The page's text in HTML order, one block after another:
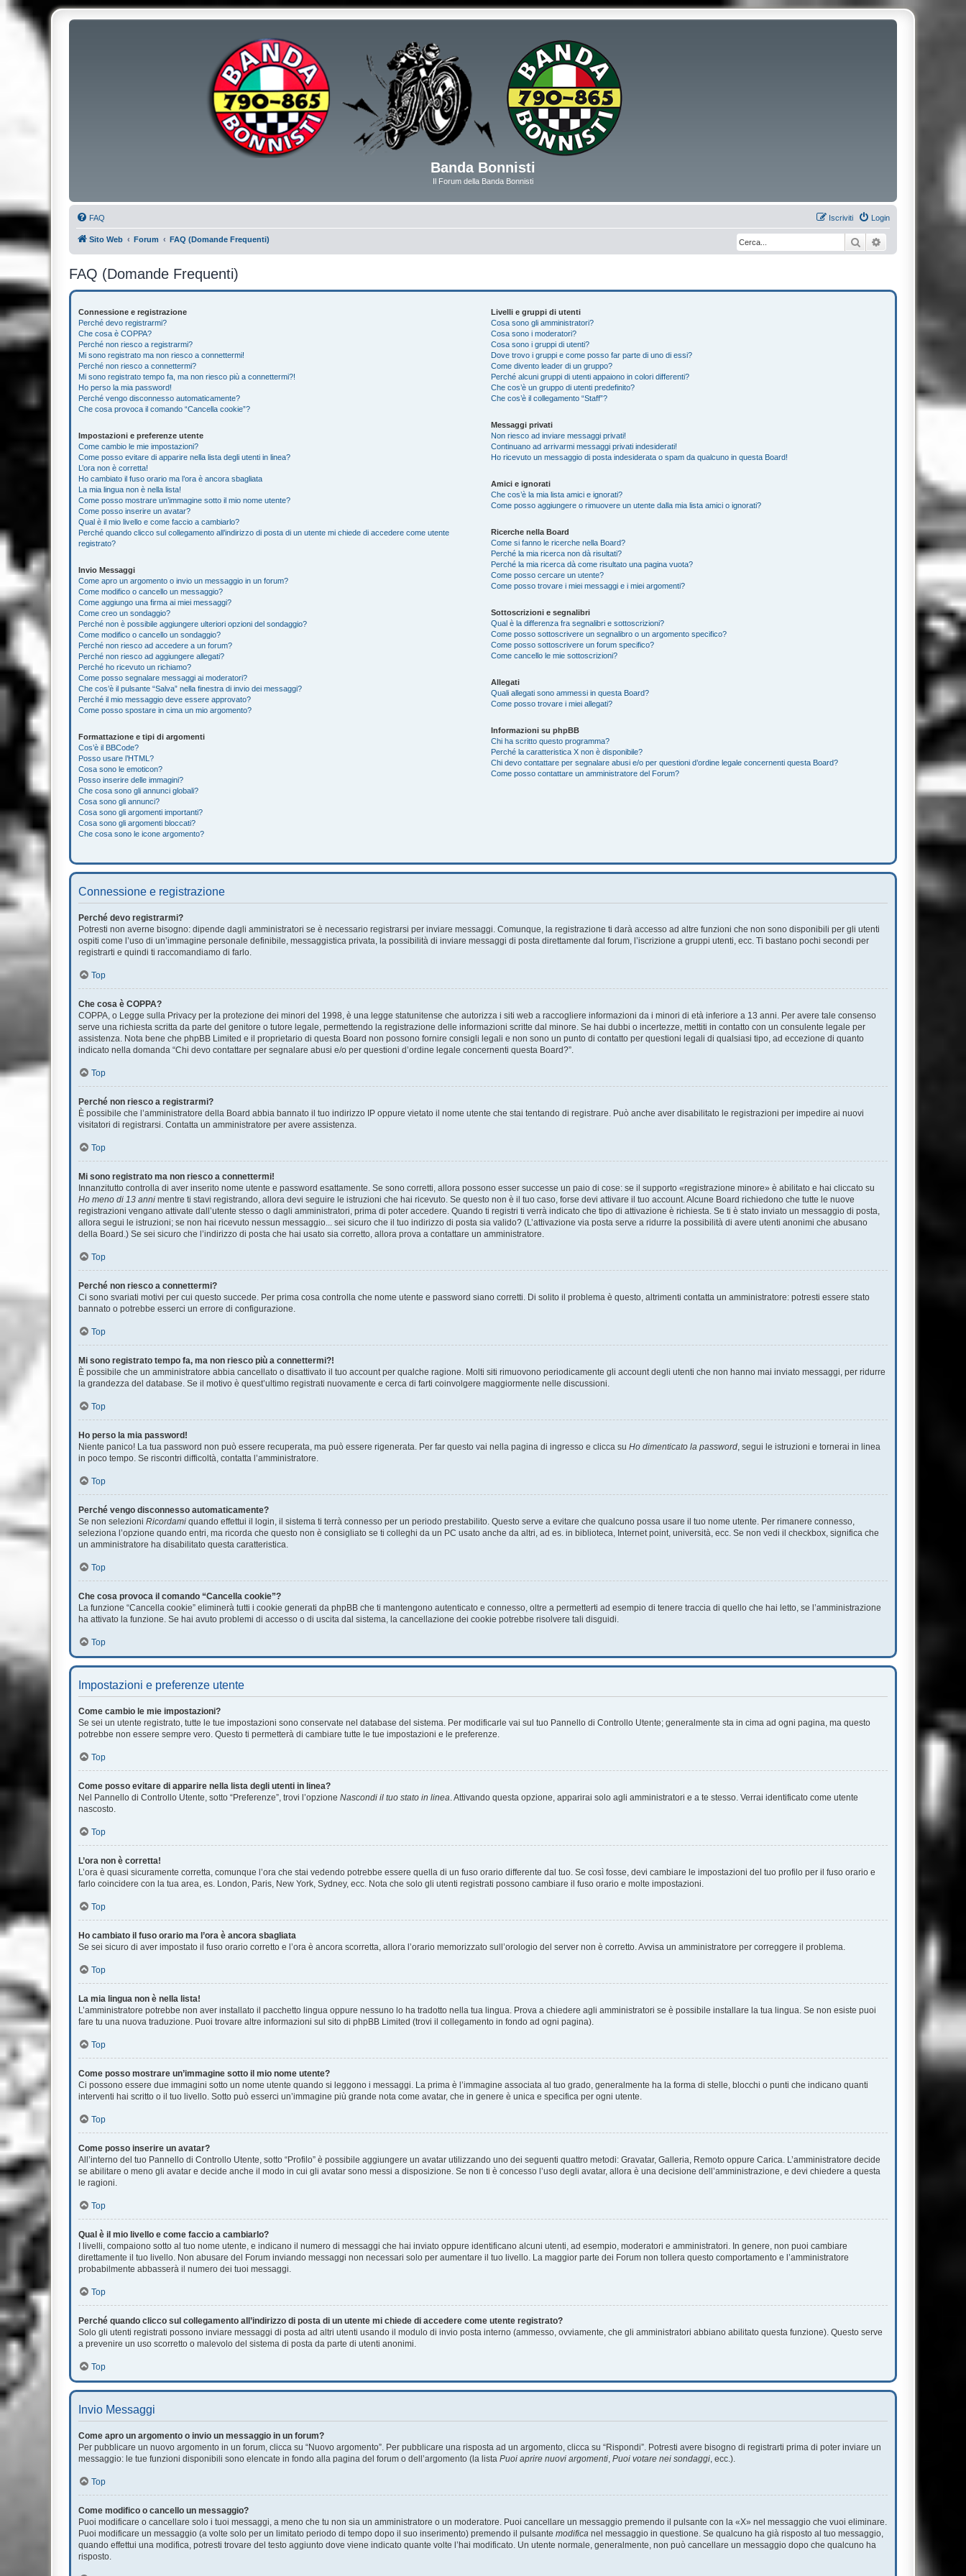
Banda Bonnisti
Il Forum della Banda Bonnisti
FAQ Login
Iscriviti
Sito Web Forum FAQ (Domande Frequenti) Cerca
FAQ (Domande Frequenti)
Connessione e registrazione
Perché devo registrarmi?
Che cosa è COPPA?
Perché non riesco a registrarmi?
Mi sono registrato ma non riesco a connettermi!
Perché non riesco a connettermi?
Mi sono registrato tempo fa, ma non riesco più a connettermi?!
Ho perso la mia password!
Perché vengo disconnesso automaticamente?
Che cosa provoca il comando “Cancella cookie”?
Impostazioni e preferenze utente
Come cambio le mie impostazioni?
Come posso evitare di apparire nella lista degli utenti in linea?
L’ora non è corretta!
Ho cambiato il fuso orario ma l’ora è ancora sbagliata
La mia lingua non è nella lista!
Come posso mostrare un’immagine sotto il mio nome utente?
Come posso inserire un avatar?
Qual è il mio livello e come faccio a cambiarlo?
Perché quando clicco sul collegamento all’indirizzo di posta di un utente mi chiede di accedere come utente
registrato?
Invio Messaggi
Come apro un argomento o invio un messaggio in un forum?
Come modifico o cancello un messaggio?
Come aggiungo una firma ai miei messaggi?
Come creo un sondaggio?
Perché non è possibile aggiungere ulteriori opzioni del sondaggio?
Come modifico o cancello un sondaggio?
Perché non riesco ad accedere a un forum?
Perché non riesco ad aggiungere allegati?
Perché ho ricevuto un richiamo?
Come posso segnalare messaggi ai moderatori?
Che cos’è il pulsante “Salva” nella finestra di invio dei messaggi?
Perché il mio messaggio deve essere approvato?
Come posso spostare in cima un mio argomento?
Formattazione e tipi di argomenti
Cos’è il BBCode?
Posso usare l’HTML?
Cosa sono le emoticon?
Posso inserire delle immagini?
Che cosa sono gli annunci globali?
Cosa sono gli annunci?
Cosa sono gli argomenti importanti?
Cosa sono gli argomenti bloccati?
Che cosa sono le icone argomento?
Livelli e gruppi di utenti
Cosa sono gli amministratori?
Cosa sono i moderatori?
Cosa sono i gruppi di utenti?
Dove trovo i gruppi e come posso far parte di uno di essi?
Come divento leader di un gruppo?
Perché alcuni gruppi di utenti appaiono in colori differenti?
Che cos’è un gruppo di utenti predefinito?
Che cos’è il collegamento “Staff”?
Messaggi privati
Non riesco ad inviare messaggi privati!
Continuano ad arrivarmi messaggi privati indesiderati!
Ho ricevuto un messaggio di posta indesiderata o spam da qualcuno in questa Board!
Amici e ignorati
Che cos’è la mia lista amici e ignorati?
Come posso aggiungere o rimuovere un utente dalla mia lista amici o ignorati?
Ricerche nella Board
Come si fanno le ricerche nella Board?
Perché la mia ricerca non dà risultati?
Perché la mia ricerca dà come risultato una pagina vuota?
Come posso cercare un utente?
Come posso trovare i miei messaggi e i miei argomenti?
Sottoscrizioni e segnalibri
Qual è la differenza fra segnalibri e sottoscrizioni?
Come posso sottoscrivere un segnalibro o un argomento specifico?
Come posso sottoscrivere un forum specifico?
Come cancello le mie sottoscrizioni?
Allegati
Quali allegati sono ammessi in questa Board?
Come posso trovare i miei allegati?
Informazioni su phpBB
Chi ha scritto questo programma?
Perché la caratteristica X non è disponibile?
Chi devo contattare per segnalare abusi e/o per questioni d’ordine legale concernenti questa Board?
Come posso contattare un amministratore del Forum?
Connessione e registrazione
Perché devo registrarmi?
Potresti non averne bisogno: dipende dagli amministratori se è necessario registrarsi per inviare messaggi. Comunque, la registrazione ti darà accesso ad altre funzioni che non sono disponibili per gli utenti
ospiti come l’uso di un’immagine personale definibile, messaggistica privata, la possibilità di inviare messaggi di posta direttamente dal forum, l’iscrizione a gruppi utenti, ecc. Ti bastano pochi secondi per
registrarti e quindi ti raccomandiamo di farlo.
Top
Che cosa è COPPA?
COPPA, o Legge sulla Privacy per la protezione dei minori del 1998, è una legge statunitense che autorizza i siti web a raccogliere informazioni da i minori di età inferiore a 13 anni. Per avere tale consenso
serve una richiesta scritta da parte del genitore o tutore legale, permettendo la registrazione delle informazioni scritte dal minore. Se hai dubbi o incertezze, mettiti in contatto con un consulente legale per
assistenza. Nota bene che phpBB Limited e il proprietario di questa Board non possono fornire consigli legali e non sono un punto di contatto per questioni legali di qualsiasi tipo, ad eccezione di quanto
indicato nella domanda “Chi devo contattare per segnalare abusi e/o per questioni d’ordine legale concernenti questa Board?”.
Top
Perché non riesco a registrarmi?
È possibile che l’amministratore della Board abbia bannato il tuo indirizzo IP oppure vietato il nome utente che stai tentando di registrare. Può anche aver disabilitato le registrazioni per impedire ai nuovi
visitatori di registrarsi. Contatta un amministratore per avere assistenza.
Top
Mi sono registrato ma non riesco a connettermi!
Innanzitutto controlla di aver inserito nome utente e password esattamente. Se sono corretti, allora possono esser successe un paio di cose: se il supporto «registrazione minore» è abilitato e hai cliccato su
Ho meno di 13 anni mentre ti stavi registrando, allora devi seguire le istruzioni che hai ricevuto. Se questo non è il tuo caso, forse devi attivare il tuo account. Alcune Board richiedono che tutte le nuove
registrazioni vengano attivate dall’utente stesso o dagli amministratori, prima di poter accedere. Quando ti registri ti verrà indicato che tipo di attivazione è richiesta. Se ti è stato inviato un messaggio di posta,
allora segui le istruzioni; se non hai ricevuto nessun messaggio... sei sicuro che il tuo indirizzo di posta sia valido? (L’attivazione via posta serve a ridurre la possibilità di avere utenti anonimi che abusano
della Board.) Se sei sicuro che l’indirizzo di posta che hai usato sia corretto, allora prova a contattare un amministratore.
Top
Perché non riesco a connettermi?
Ci sono svariati motivi per cui questo succede. Per prima cosa controlla che nome utente e password siano corretti. Di solito il problema è questo, altrimenti contatta un amministratore: potresti essere stato
bannato o potrebbe esserci un errore di configurazione.
Top
Mi sono registrato tempo fa, ma non riesco più a connettermi?!
È possibile che un amministratore abbia cancellato o disattivato il tuo account per qualche ragione. Molti siti rimuovono periodicamente gli account degli utenti che non hanno mai inviato messaggi, per ridurre
la grandezza del database. Se il motivo è quest’ultimo registrati nuovamente e cerca di farti coinvolgere maggiormente nelle discussioni.
Top
Ho perso la mia password!
Niente panico! La tua password non può essere recuperata, ma può essere rigenerata. Per far questo vai nella pagina di ingresso e clicca su Ho dimenticato la password , segui le istruzioni e tornerai in linea
in poco tempo. Se riscontri difficoltà, contatta l’amministratore.
Top
Perché vengo disconnesso automaticamente?
Se non selezioni Ricordami quando effettui il login, il sistema ti terrà connesso per un periodo prestabilito. Questo serve a evitare che qualcuno possa usare il tuo nome utente. Per rimanere connesso,
seleziona l’opzione quando entri, ma ricorda che questo non è consigliato se ti colleghi da un PC usato anche da altri, ad es. in biblioteca, Internet point, università, ecc. Se non vedi il checkbox, significa che
un amministratore ha disabilitato questa caratteristica.
Top
Che cosa provoca il comando “Cancella cookie”?
La funzione “Cancella cookie” eliminerà tutti i cookie generati da phpBB che ti mantengono autenticato e connesso, oltre a permetterti ad esempio di tenere traccia di quello che hai letto, se l’amministrazione
ha attivato la funzione. Se hai avuto problemi di accesso o di uscita dal sistema, la cancellazione dei cookie potrebbe risolvere tali disguidi.
Top
Impostazioni e preferenze utente
Come cambio le mie impostazioni?
Se sei un utente registrato, tutte le tue impostazioni sono conservate nel database del sistema. Per modificarle vai sul tuo Pannello di Controllo Utente; generalmente sta in cima ad ogni pagina, ma questo
potrebbe non essere sempre vero. Questo ti permetterà di cambiare tutte le tue impostazioni e le preferenze.
Top
Come posso evitare di apparire nella lista degli utenti in linea?
Nel Pannello di Controllo Utente, sotto “Preferenze”, trovi l’opzione Nascondi il tuo stato in linea . Attivando questa opzione, apparirai solo agli amministratori e a te stesso. Verrai identificato come utente
nascosto.
Top
L’ora non è corretta!
L’ora è quasi sicuramente corretta, comunque l’ora che stai vedendo potrebbe essere quella di un fuso orario differente dal tuo. Se così fosse, devi cambiare le impostazioni del tuo profilo per il fuso orario e
farlo coincidere con la tua area, es. London, Paris, New York, Sydney, ecc. Nota che solo gli utenti registrati possono cambiare il fuso orario e molte impostazioni.
Top
Ho cambiato il fuso orario ma l’ora è ancora sbagliata
Se sei sicuro di aver impostato il fuso orario corretto e l’ora è ancora scorretta, allora l’orario memorizzato sull’orologio del server non è corretto. Avvisa un amministratore per correggere il problema.
Top
La mia lingua non è nella lista!
L’amministratore potrebbe non aver installato il pacchetto lingua oppure nessuno lo ha tradotto nella tua lingua. Prova a chiedere agli amministratori se è possibile installare la tua lingua. Se non esiste puoi
fare tu una nuova traduzione. Puoi trovare altre informazioni sul sito di phpBB Limited (trovi il collegamento in fondo ad ogni pagina).
Top
Come posso mostrare un’immagine sotto il mio nome utente?
Ci possono essere due immagini sotto un nome utente quando si leggono i messaggi. La prima è l’immagine associata al tuo grado, generalmente ha la forma di stelle, blocchi o punti che indicano quanti
interventi hai scritto o il tuo livello. Sotto può esserci un’immagine più grande nota come avatar, che in genere è unica e specifica per ogni utente.
Top
Come posso inserire un avatar?
All’interno del tuo Pannello di Controllo Utente, sotto “Profilo” è possibile aggiungere un avatar utilizzando uno dei seguenti quattro metodi: Gravatar, Galleria, Remoto oppure Carica. L’amministratore decide
se abilitare o meno gli avatar e decide anche il modo in cui gli avatar sono messi a disposizione. Se non ti è concesso l’uso degli avatar, allora è una decisione dell’amministrazione, e devi chiedere a questa
le ragioni.
Top
Qual è il mio livello e come faccio a cambiarlo?
I livelli, compaiono sotto al tuo nome utente, e indicano il numero di messaggi che hai inviato oppure identificano alcuni utenti, ad esempio, moderatori e amministratori. In genere, non puoi cambiare
direttamente il tuo livello. Non abusare del Forum inviando messaggi non necessari solo per aumentare il tuo livello. La maggior parte dei Forum non tollera questo comportamento e l’amministratore
probabilmente abbasserà il numero dei tuoi messaggi.
Top
Perché quando clicco sul collegamento all’indirizzo di posta di un utente mi chiede di accedere come utente registrato?
Solo gli utenti registrati possono inviare messaggi di posta ad altri utenti usando il modulo di invio posta interno (ammesso, ovviamente, che gli amministratori abbiano abilitato questa funzione). Questo serve
a prevenire un uso scorretto o malevolo del sistema di posta da parte di utenti anonimi.
Top
Invio Messaggi
Come apro un argomento o invio un messaggio in un forum?
Per pubblicare un nuovo argomento in un forum, clicca su “Nuovo argomento”. Per pubblicare una risposta ad un argomento, clicca su “Rispondi”. Potresti avere bisogno di registrarti prima di poter inviare un
messaggio: le tue funzioni disponibili sono elencate in fondo alla pagina del forum o dell’argomento (la lista Puoi aprire nuovi argomenti Puoi votare nei sondaggi , ecc.).
Top
Come modifico o cancello un messaggio?
Puoi modificare o cancellare solo i tuoi messaggi, a meno che tu non sia un amministratore o un moderatore. Puoi cancellare un messaggio premendo il pulsante con la «X» nel messaggio che vuoi eliminare.
Puoi modificare un messaggio (a volte solo per un limitato periodo di tempo dopo il suo inserimento) premendo il pulsante modifica nel messaggio in questione. Se qualcuno ha già risposto al tuo messaggio,
quando effettui una modifica, potresti trovare del testo aggiunto dove viene indicato quante volte l’hai modificato. Un utente normale, generalmente, non può cancellare un messaggio dopo che qualcuno ha
risposto.